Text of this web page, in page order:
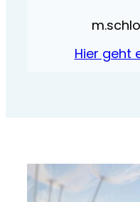
Hier geht